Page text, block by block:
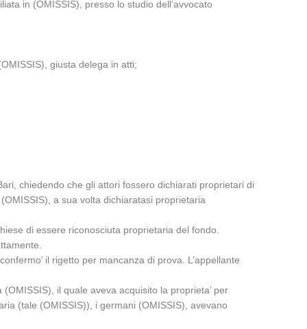
in (OMISSIS), presso lo studio dell’avvocato
giusta delega in atti;
chiedendo che gli attori fossero dichiarati proprietari di
a sua volta dichiaratasi proprietaria
di essere riconosciuta proprietaria del fondo.
il rigetto per mancanza di prova. L’appellante
il quale aveva acquisito la proprieta’ per
(tale (OMISSIS)), i germani (OMISSIS), avevano